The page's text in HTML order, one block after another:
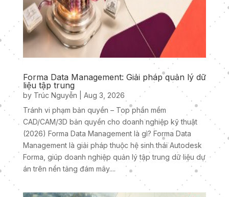
Forma Data Management: Giải pháp quản lý dữ
liệu tập trung
by Trúc Nguyễn
Aug 3, 2026
Tránh vi phạm bản quyền – Top phần mềm
CAD/CAM/3D bản quyền cho doanh nghiệp kỹ thuật
(2026) Forma Data Management là gì? Forma Data
Management là giải pháp thuộc hệ sinh thái Autodesk
Forma, giúp doanh nghiệp quản lý tập trung dữ liệu dự
án trên nền tảng đám mây....